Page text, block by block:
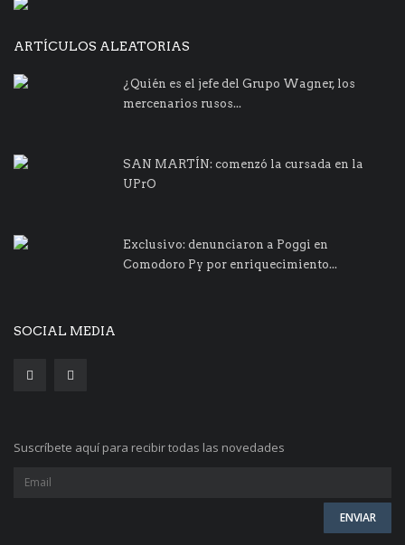
ARTÍCULOS ALEATORIAS
¿Quién es el jefe del Grupo Wagner, los
mercenarios rusos...
SAN MARTÍN: comenzó la cursada en la
UPrO
Exclusivo: denunciaron a Poggi en
Comodoro Py por enriquecimiento...
SOCIAL MEDIA
Suscríbete aquí para recibir todas las novedades